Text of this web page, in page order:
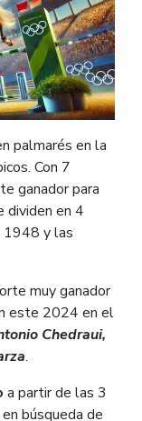
palmarés en la
Con 7
ganador para
dividen en 4
1948 y las
muy ganador
este 2024 en el
Chedraui,
.
a partir de las 3
búsqueda de